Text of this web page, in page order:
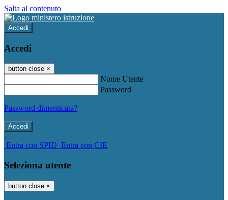
Salta al contenuto
Accedi
Accedi
button close ×
Nome Utente
Password
Password dimenticata?
-
Entra con SPID Entra con CIE
Seleziona utente
button close ×